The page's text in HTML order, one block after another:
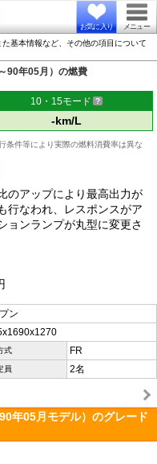
お気に入り メニュー
基本情報など、その他の項目について
90年05月）の燃費
10・15モード
-km/L
条件等により実際の燃料消費率は異な
のアップにより最高出力が
行なわれ、レスポンスがア
ョンランプが丸型に変更さ
ン
式 FR
員 2名
年05月モデル）のグレード